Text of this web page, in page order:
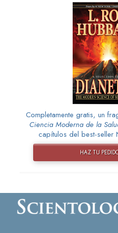
Completamente gratis, un
Ciencia Moderna de la
capítulos del best-seller
HAZ TU